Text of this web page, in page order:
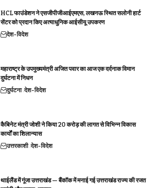
HCL फाउंडेशन ने एसजीपीजीआईएमएस, लखनऊ स्थित सलोनी हार्ट
सेंटर को प्रदान किए अत्याधुनिक आईसीयू उपकरण
देश-विदेश
महाराष्ट्र के उपमुख्यमंत्री अजित पवार का आज एक दर्दनाक विमान
दुर्घटना में निधन
दुर्घटना देश-विदेश
कैबिनेट मंत्री जोशी ने किया 20 करोड़ की लागत से विभिन्न विकास
कार्यों का शिलान्यास
उत्तरकाशी देश-विदेश
थाईलैंड में गूंजा उत्तराखंड — बैंकॉक में मनाई गई उत्तराखंड राज्य की रजत